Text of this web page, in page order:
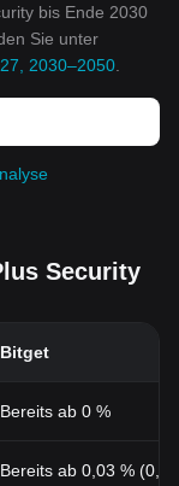
bis Ende 2030
Sie unter
2030–2050
Security
Bitget
Bereits ab 0 %
Bereits ab 0,03 %